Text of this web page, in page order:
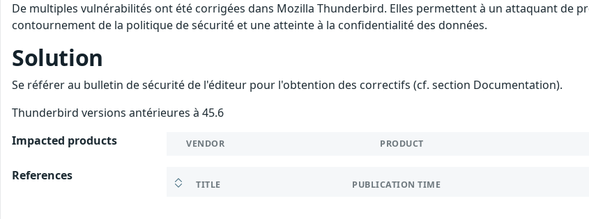
De multiples vulnérabilités ont été corrigées dans Mozilla Thunderbird. Elles permettent à un attaquant de
contournement de la politique de sécurité et une atteinte à la confidentialité des données.
Solution
Se référer au bulletin de sécurité de l'éditeur pour l'obtention des correctifs (cf. section Documentation).
Thunderbird versions antérieures à 45.6
Impacted products
VENDOR PRODUCT
References
TITLE PUBLICATION TIME